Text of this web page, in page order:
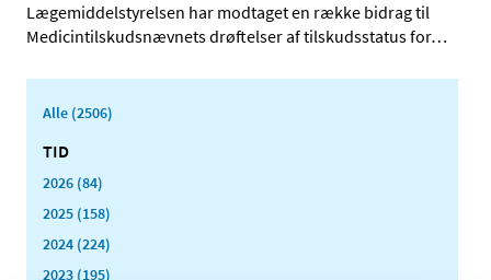
Lægemiddelstyrelsen har modtaget en række bidrag til
Medicintilskudsnævnets drøftelser af tilskudsstatus for…
Alle (2506)
TID
2026 (84)
2025 (158)
2024 (224)
2023 (195)